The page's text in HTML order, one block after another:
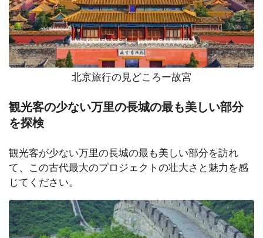
北京旅行の見どころー故宮
観光客の少ない万里の長城の最も美しい部分
を探検
観光客が少ない万里の長城の最も美しい部分を訪れ
て、この古代最大のプロジェクトの壮大さと魅力を感
じてください。